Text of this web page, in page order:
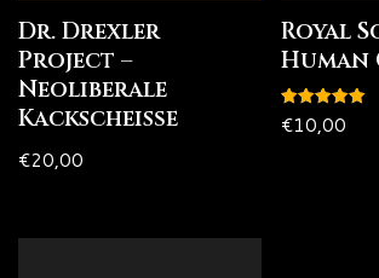
Dr. Drexler
Project –
Neoliberale
Kackscheiße
€20,00
Royal
Bewertet
mit
€10,00